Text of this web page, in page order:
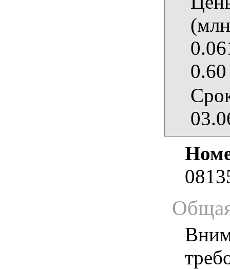
0.60